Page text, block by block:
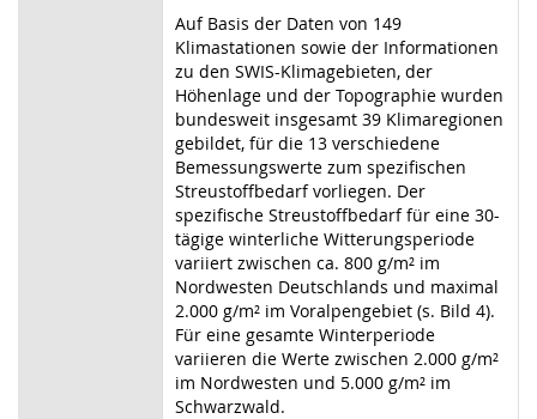
Auf Basis der Daten von 149
Klimastationen sowie der Informationen
zu den SWIS-Klimagebieten, der
Höhenlage und der Topographie wurden
bundesweit insgesamt 39 Klimaregionen
gebildet, für die 13 verschiedene
Bemessungswerte zum spezifischen
Streustoffbedarf vorliegen. Der
spezifische Streustoffbedarf für eine 30-
tägige winterliche Witterungsperiode
variiert zwischen ca. 800 g/m² im
Nordwesten Deutschlands und maximal
2.000 g/m² im Voralpengebiet (s. Bild 4).
Für eine gesamte Winterperiode
variieren die Werte zwischen 2.000 g/m²
im Nordwesten und 5.000 g/m² im
Schwarzwald.